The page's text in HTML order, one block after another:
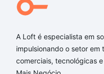
Qual o preço de
venda em Jardim
Aqui na Loft temos a
Apartamentos com 4
Germiniani, Sorocaba,
A Loft é especialista em
impulsionando o setor em
comerciais, tecnológicas